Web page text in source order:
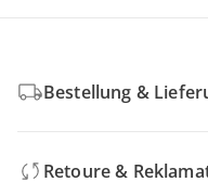
Bestellung &
Retoure &